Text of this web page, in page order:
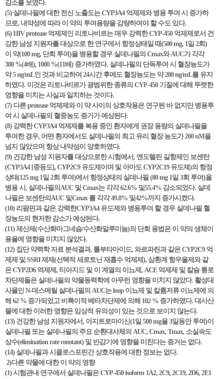
감소를 보였다.
(5) 실데나필에 대한 전신 노출도는 CYP3A4 억제제와 병용 투여 시 증가하
므로, 내약성에 따라 이 약의 투여용량을 감량하여야 할 수도 있다.
(6) HIV protease 억제제인 리토나비르는 매우 강력한 CYP-450 억제제로서 건
강한 남성 지원자를 대상으로 한 연구에서 항정상태일 때(500 mg, 1일 2회)
이 약(100 mg, 단회 투여)을 병용할 경우 실데나필의 Cmax와 AUC가 각각
300 %(4배), 1000 %(11배) 증가하였다. 실데나필의 단독투여 시 혈장농도가
약 5 ng/mL인 것과 비교하여 24시간 후에도 혈장농도는 약 200 ng/mL를 유지
하였다. 이것은 리토나비르가 광범위한 종류의 CYP-450 기질에 대해 뚜렷한
영향을 미치는 사실과 일치하는 것이다.
(7) 다른 protease 억제제와 이 약 사이의 상호작용은 연구된 바 없지만 병용투
여 시 실데나필의 혈중농도 증가가 예상된다.
(8) 강력한 CYP3A4 억제제를 복용 중인 환자에게 권장 용량의 실데나필을
투여한 경우, 어떤 환자에서도 실데나필의 최고 유리 혈장 농도가 200 nM을
넘지 않았으며 항상 내약성이 양호하였다.
(9) 건강한 남성 지원자를 대상으로한 시험에서, 엔도텔린 길항제인 보센탄
(CYP3A4 [중등도], CYP2C9 유도제이며 및 아마도 CYP2C19 유도제)의 항정
상태(125 mg 1일 2회 투여)에서 항정상태의 실데나필 (80 mg 1일 3회 투여)을
병용 시, 실데나필의AUC 및 Cmax는 각각 62.6% 및55.4% 감소되었다. 실데
나필은 보센탄의AUC 및Cmax 를 각각 49.8% 및42%까지 증가시켰다.
(10) 리팜핀과 같은 강력한CYP3A4 유도제와 병용투여 할 경우 실데나필 혈
장농도의 현저한 감소가 예상된다.
(11) 제산제(수산화마그네슘/수산화알루미늄)의 단회 용법은 이 약의 생체이
용율에 영향을 미치지 않았다.
(12) 집단 약력학 자료 분석결과, 톨부타마이드, 와르파린과 같은 CYP2C9 억
제제 및 SSRI 제제(선택적 세로토닌 재흡수 억제제), 삼환계 항우울제와 같
은 CYP2D6 억제제, 티아지드 및 이 계열의 이뇨제, ACE 억제제 및 칼슘 통로
차단제들은 실데나필의 약물동력학에 아무런 영향을 미치지 않았다. 활성대
사물인 N-데스메틸 실데나필의 AUC는 loop 이뇨제 및 칼륨저류 이뇨제에 의
해 62 % 증가되었고 비특이적 베타차단제에 의해 102 % 증가하였다. 대사산
물에 대한 이러한 영향은 임상적 유의성이 있는 것으로 보이지 않는다.
(13) 건강한 남성 지원자에서, 아지트로마이신(1일 500 mg을 3일동안 투여)이
실데나필 또는 실데나필의 주요 순환대사체의 AUC, Cmax, Tmax, 소실속도
상수(elimination rate constant) 및 반감기에 영향을 미친다는 증거는 없다.
(14) 실데나필과 시클로스포린간 상호작용에 대한 정보는 없다.
2)다른 약물에 대한 이 약의 영향
(1) 시험관내 연구에서 실데나필은 CYP-450 isoform 1A2, 2C9, 2C19, 2D6, 2E1